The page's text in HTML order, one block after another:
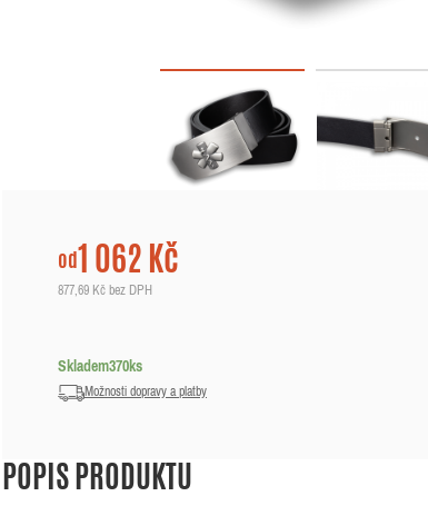
od 1 062 Kč
877,69 Kč bez DPH
Skladem370ks
Možnosti dopravy a platby
POPIS PRODUKTU